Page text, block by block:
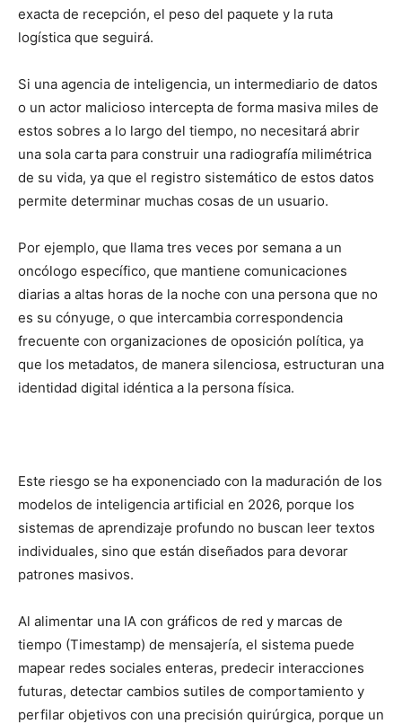
exacta de recepción, el peso del paquete y la ruta
logística que seguirá.
Si una agencia de inteligencia, un intermediario de datos
o un actor malicioso intercepta de forma masiva miles de
estos sobres a lo largo del tiempo, no necesitará abrir
una sola carta para construir una radiografía milimétrica
de su vida, ya que el registro sistemático de estos datos
permite determinar muchas cosas de un usuario.
Por ejemplo, que llama tres veces por semana a un
oncólogo específico, que mantiene comunicaciones
diarias a altas horas de la noche con una persona que no
es su cónyuge, o que intercambia correspondencia
frecuente con organizaciones de oposición política, ya
que los metadatos, de manera silenciosa, estructuran una
identidad digital idéntica a la persona física.
Este riesgo se ha exponenciado con la maduración de los
modelos de inteligencia artificial en 2026, porque los
sistemas de aprendizaje profundo no buscan leer textos
individuales, sino que están diseñados para devorar
patrones masivos.
Al alimentar una IA con gráficos de red y marcas de
tiempo (Timestamp) de mensajería, el sistema puede
mapear redes sociales enteras, predecir interacciones
futuras, detectar cambios sutiles de comportamiento y
perfilar objetivos con una precisión quirúrgica, porque un